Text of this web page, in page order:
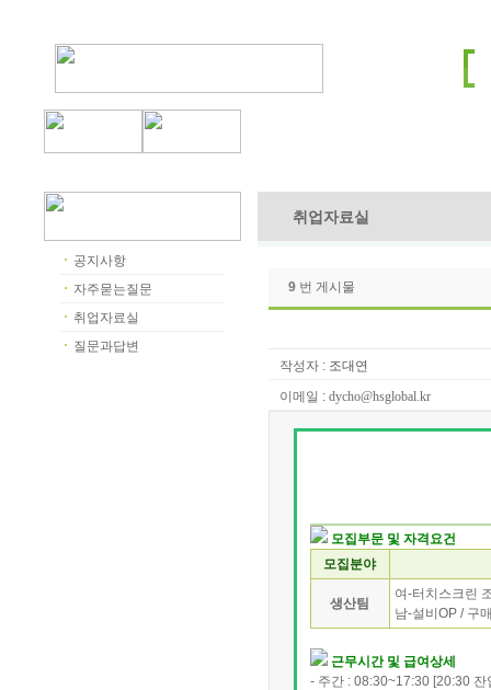
공지사항
자주묻는질문
취업자료실
질문과답변
취업자료실
9 번 게시물
작성자 : 조대연
이메일 : dycho@hsglobal.kr
모집부문 및 자격요건
모집분야
생산팀
여-터치스크린
남-설비OP / 구
근무시간 및 급여상세
- 주간 : 08:30~17:30 [20:30 잔